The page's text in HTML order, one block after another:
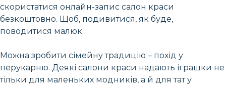
скористатися онлайн-запис салон краси
безкоштовно. Щоб, подивитися, як буде,
поводитися малюк.
Можна зробити сімейну традицію – похід у
перукарню. Деякі салони краси надають іграшки не
тільки для маленьких модників, а й для тат у